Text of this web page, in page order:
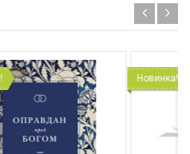
Новинка!